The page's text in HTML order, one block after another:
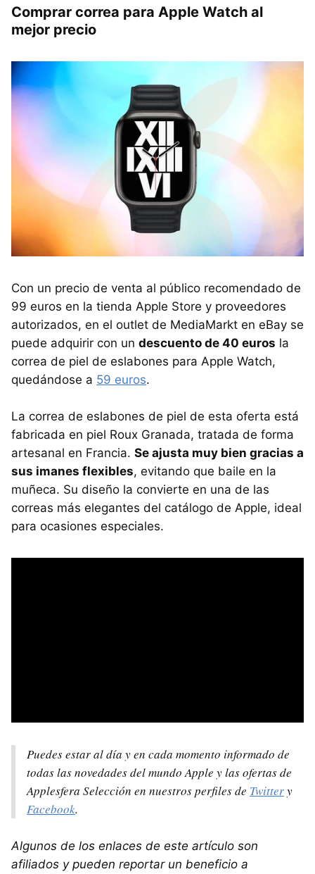
Comprar correa para Apple Watch al
mejor precio
Con un precio de venta al público recomendado de
99 euros en la tienda Apple Store y proveedores
autorizados, en el outlet de MediaMarkt en eBay se
puede adquirir con un descuento de 40 euros la
correa de piel de eslabones para Apple Watch,
quedándose a 59 euros.
La correa de eslabones de piel de esta oferta está
fabricada en piel Roux Granada, tratada de forma
artesanal en Francia. Se ajusta muy bien gracias a
sus imanes flexibles, evitando que baile en la
muñeca. Su diseño la convierte en una de las
correas más elegantes del catálogo de Apple, ideal
para ocasiones especiales.
Puedes estar al día y en cada momento informado de
todas las novedades del mundo Apple y las ofertas de
Applesfera Selección en nuestros perfiles de Twittery
Facebook.
Algunos de los enlaces de este artículo son
afiliados y pueden reportar un beneficio a